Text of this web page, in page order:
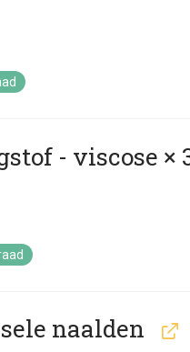
- viscose ×
naalden